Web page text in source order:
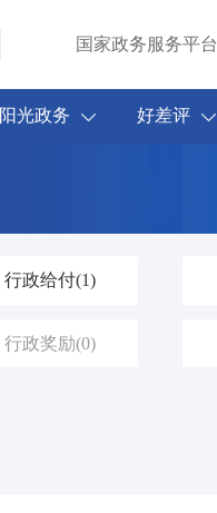
国家政务服务平台
阳光政务 好差评
行政给付(1)
行政奖励(0)